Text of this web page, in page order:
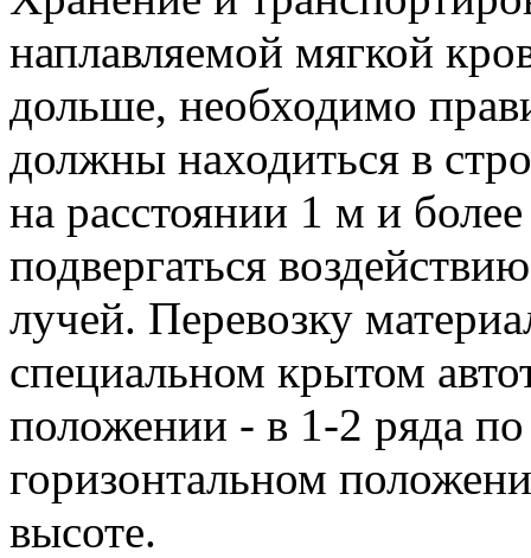
наплавляемой мягкой
дольше, необходимо
должны находиться в
на расстоянии 1 м и
подвергаться
лучей. Перевозку
специальном крытом
положении - в 1-2 ряда по
горизонтальном
высоте.